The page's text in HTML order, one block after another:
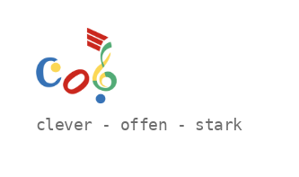
Carl-
Orff
clever - offen - stark